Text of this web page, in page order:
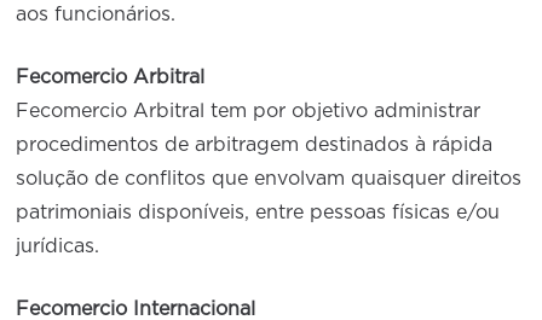
aos funcionários.
Fecomercio Arbitral
Fecomercio Arbitral tem por objetivo administrar
procedimentos de arbitragem destinados à rápida
solução de conflitos que envolvam quaisquer direitos
patrimoniais disponíveis, entre pessoas físicas e/ou
jurídicas.
Fecomercio Internacional